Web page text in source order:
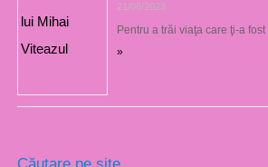
21/08/2023
Pentru a trăi viaţa care ţi-a
»